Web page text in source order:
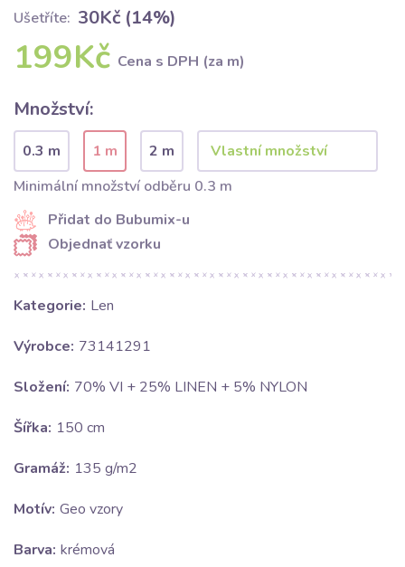
Ušetříte: 30Kč (14%)
199Kč Cena s DPH (za m)
Množství:
0.3 m 1 m
2 m
Minimální množství odběru 0.3 m
Přidat do Bubumix-u
Objednať vzorku
Kategorie: Len
Výrobce: 73141291
Složení: 70% VI + 25% LINEN + 5% NYLON
Šířka: 150 cm
Gramáž: 135 g/m2
Motív: Geo vzory
Barva: krémová